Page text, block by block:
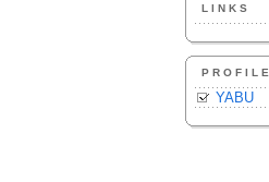
LINKS
PROFILE
YABU